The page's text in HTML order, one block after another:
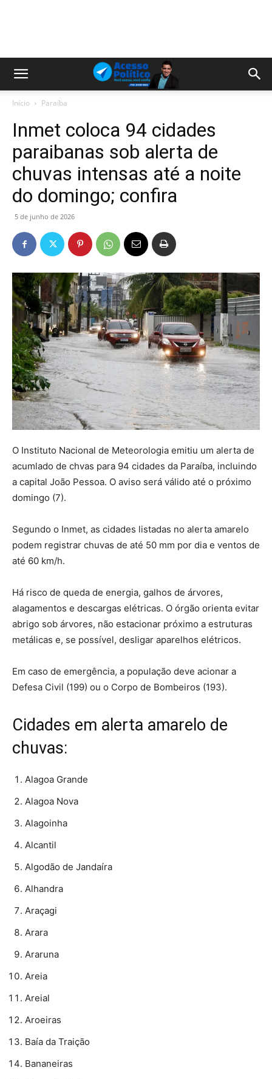
Início Paraíba
Inmet coloca 94 cidades
paraibanas sob alerta de
chuvas intensas até a noite
do domingo; confira
5 de junho de 2026
O Instituto Nacional de Meteorologia emitiu um alerta de
acumlado de chvas para 94 cidades da Paraíba, incluindo
a capital João Pessoa. O aviso será válido até o próximo
domingo (7).
Segundo o Inmet, as cidades listadas no alerta amarelo
podem registrar chuvas de até 50 mm por dia e ventos de
até 60 km/h.
Há risco de queda de energia, galhos de árvores,
alagamentos e descargas elétricas. O órgão orienta evitar
abrigo sob árvores, não estacionar próximo a estruturas
metálicas e, se possível, desligar aparelhos elétricos.
Em caso de emergência, a população deve acionar a
Defesa Civil (199) ou o Corpo de Bombeiros (193).
Cidades em alerta amarelo de
chuvas:
Alagoa Grande
Alagoa Nova
Alagoinha
Alcantil
Algodão de Jandaíra
Alhandra
Araçagi
Arara
Araruna
Areia
Areial
Aroeiras
Baía da Traição
Bananeiras